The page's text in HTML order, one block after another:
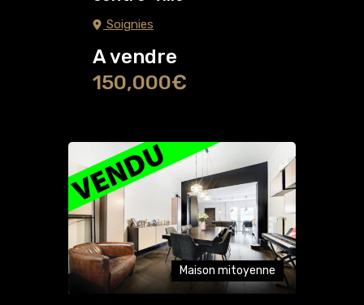
Soignies
A vendre
150,000€
Maison mitoyenne